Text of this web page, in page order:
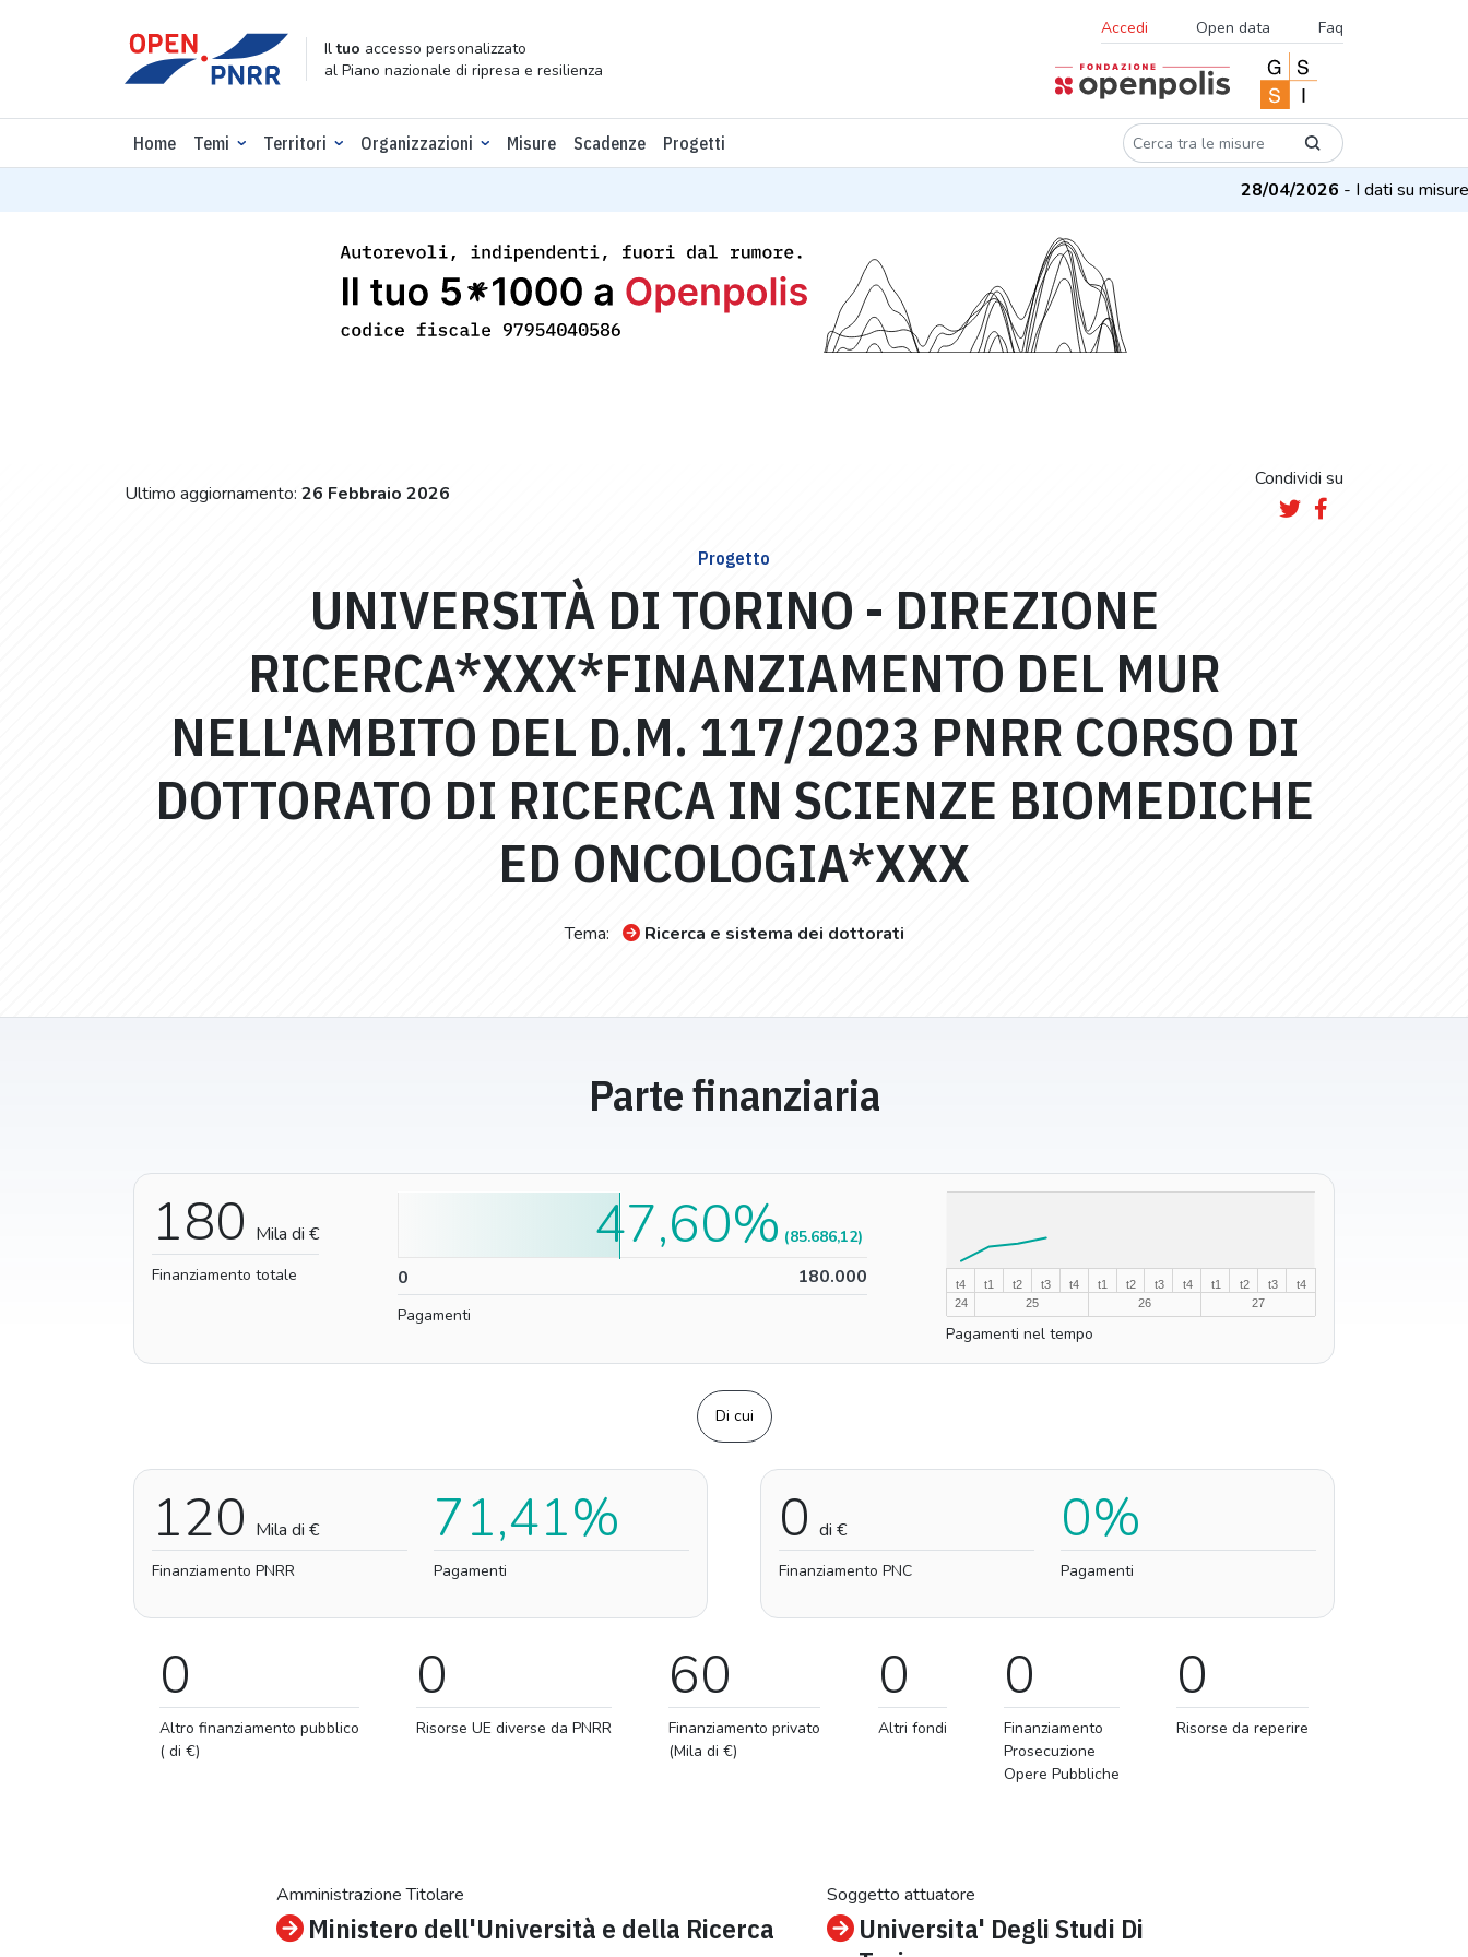
Iltuo accesso personalizzato
al Piano nazionale di ripresa e resilienza
Accedi Open data Faq
Home Temi Territori Organizzazioni Misure Scadenze Progetti
28/04/2026- I dati su misure e
Ultimo aggiornamento: 26 Febbraio 2026
Condividi su
Progetto
UNIVERSITÀ DI TORINO - DIREZIONE
RICERCA*XXX*FINANZIAMENTO DEL MUR
NELL'AMBITO DEL D.M. 117/2023 PNRR CORSO DI
DOTTORATO DI RICERCA IN SCIENZE BIOMEDICHE
ED ONCOLOGIA*XXX
Tema: Ricerca e sistema dei dottorati
Parte finanziaria
180 Mila di €
Finanziamento totale 0 180.000
47,60% (85.686,12)
Pagamenti
t4
24
t1
25
t2 t3 t4
t1
26
t2 t3 t4
t1
27
t2 t3 t4
Pagamenti nel tempo
Di cui
120 Mila di €
Finanziamento PNRR
71,41%
Pagamenti
0 di €
Finanziamento PNC
0%
Pagamenti
0
Altro finanziamento pubblico
( di €)
0
Risorse UE diverse da PNRR
60
Finanziamento privato
(Mila di €)
0
Altri fondi
0
Finanziamento
Prosecuzione
Opere Pubbliche
0
Risorse da reperire
Amministrazione Titolare
Ministero dell'Università e della Ricerca
Soggetto attuatore
Universita' Degli Studi Di